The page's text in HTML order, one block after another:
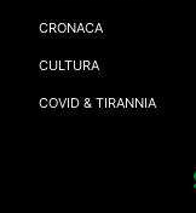
CRONACA
CULTURA
COVID & TIRANNIA